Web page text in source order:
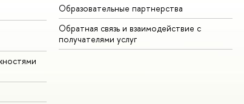
Образовательные партнерства
Обратная связь и взаимодействие с
получателями услуг